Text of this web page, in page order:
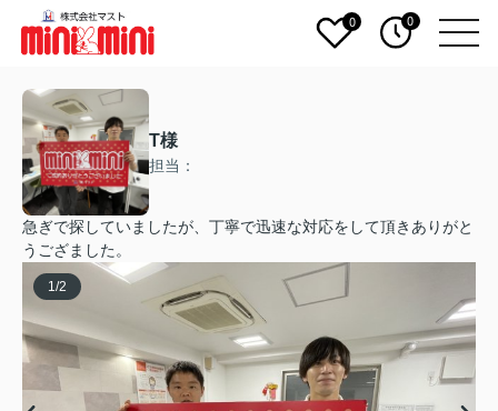
0 0
T様
担当：
急ぎで探していましたが、丁寧で迅速な対応をして頂きありがと
うござました。
1 /2